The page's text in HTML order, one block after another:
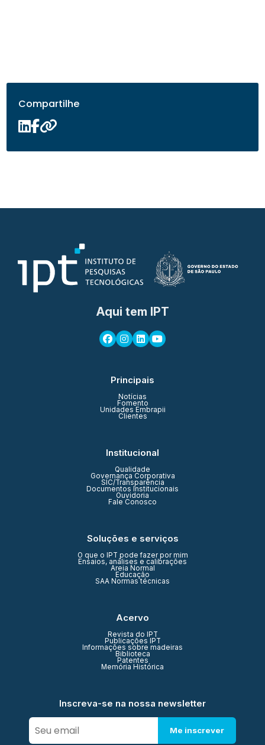
Compartilhe
Aqui tem IPT
Principais
Notícias
Fomento
Unidades Embrapii
Clientes
Institucional
Qualidade
Governança Corporativa
SIC/Transparência
Documentos Institucionais
Ouvidoria
Fale Conosco
Soluções e serviços
O que o IPT pode fazer por mim
Ensaios, análises e calibrações
Areia Normal
Educação
SAA Normas técnicas
Acervo
Revista do IPT
Publicações IPT
Informações sobre madeiras
Biblioteca
Patentes
Memória Histórica
Inscreva-se na nossa newsletter
Me inscrever